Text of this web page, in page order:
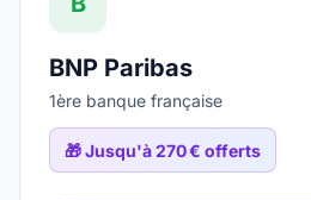
BNP Paribas
1ère banque française
🎁Jusqu'à 270 € offerts